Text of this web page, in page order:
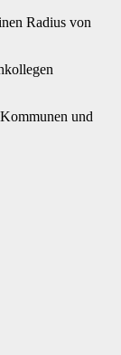
Radius von
und